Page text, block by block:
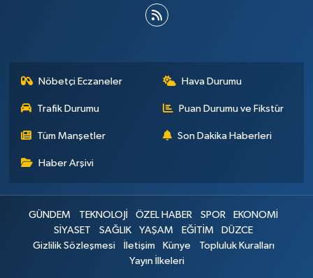
Nöbetçi Eczaneler Hava Durumu
Trafik Durumu Puan Durumu ve Fikstür
Tüm Manşetler Son Dakika Haberleri
Haber Arşivi
GÜNDEM TEKNOLOJİ ÖZEL HABER SPOR
EKONOMİ
SİYASET
SAĞLIK YAŞAM EĞİTİM
DÜZCE
Gizlilik Sözleşmesi
İletişim Künye
Topluluk Kuralları
Yayın İlkeleri